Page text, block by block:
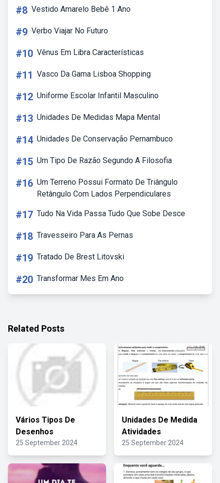
#8 Vestido Amarelo Bebê 1 Ano
#9 Verbo Viajar No Futuro
#10 Vênus Em Libra Características
#11 Vasco Da Gama Lisboa Shopping
#12 Uniforme Escolar Infantil Masculino
#13 Unidades De Medidas Mapa Mental
#14 Unidades De Conservação Pernambuco
#15 Um Tipo De Razão Segundo A Filosofia
#16 Um Terreno Possui Formato De Triângulo
Retângulo Com Lados Perpendiculares
#17 Tudo Na Vida Passa Tudo Que Sobe Desce
#18 Travesseiro Para As Pernas
#19 Tratado De Brest Litovski
#20 Transformar Mes Em Ano
Related Posts
Vários Tipos De
Desenhos
25 September 2024
Unidades De Medida
Atividades
25 September 2024